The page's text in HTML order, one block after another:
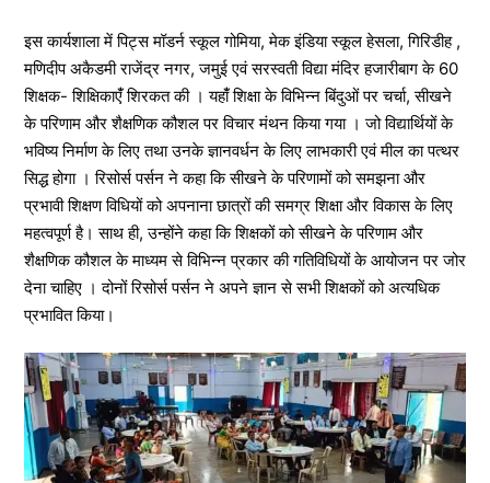
इस कार्यशाला में पिट्स मॉडर्न स्कूल गोमिया, मेक इंडिया स्कूल हेसला, गिरिडीह ,
मणिदीप अकैडमी राजेंद्र नगर, जमुई एवं सरस्वती विद्या मंदिर हजारीबाग के 60
शिक्षक- शिक्षिकाएंँ शिरकत की । यहांँ शिक्षा के विभिन्न बिंदुओं पर चर्चा, सीखने
के परिणाम और शैक्षणिक कौशल पर विचार मंथन किया गया । जो विद्यार्थियों के
भविष्य निर्माण के लिए तथा उनके ज्ञानवर्धन के लिए लाभकारी एवं मील का पत्थर
सिद्ध होगा । रिसोर्स पर्सन ने कहा कि सीखने के परिणामों को समझना और
प्रभावी शिक्षण विधियों को अपनाना छात्रों की समग्र शिक्षा और विकास के लिए
महत्वपूर्ण है। साथ ही, उन्होंने कहा कि शिक्षकों को सीखने के परिणाम और
शैक्षणिक कौशल के माध्यम से विभिन्न प्रकार की गतिविधियों के आयोजन पर जोर
देना चाहिए । दोनों रिसोर्स पर्सन ने अपने ज्ञान से सभी शिक्षकों को अत्यधिक
प्रभावित किया।